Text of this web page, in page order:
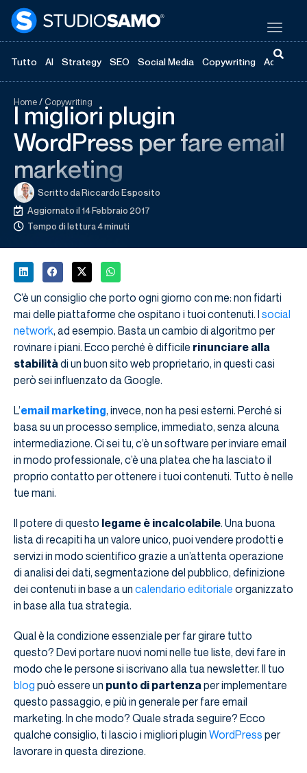
Tutto AI Strategy SEO Social Media Copywriting
Home/ Copywriting
I migliori plugin
WordPress per fare email
marketing
Scritto daRiccardo Esposito
Aggiornato il 14 Febbraio 2017
Tempo di lettura 4 minuti
C’è un consiglio che porto ogni giorno con me: non fidarti
mai delle piattaforme che ospitano i tuoi contenuti. I social
network, ad esempio. Basta un cambio di algoritmo per
rovinare i piani. Ecco perché è difficile rinunciare alla
stabilità di un buon sito web proprietario, in questi casi
però sei influenzato da Google.
L’email marketing, invece, non ha pesi esterni. Perché si
basa su un processo semplice, immediato, senza alcuna
intermediazione. Ci sei tu, c’è un software per inviare email
in modo professionale, c’è una platea che ha lasciato il
proprio contatto per ottenere i tuoi contenuti. Tutto è nelle
tue mani.
Il potere di questo legame è incalcolabile. Una buona
lista di recapiti ha un valore unico, puoi vendere prodotti e
servizi in modo scientifico grazie a un’attenta operazione
di analisi dei dati, segmentazione del pubblico, definizione
dei contenuti in base a un calendario editoriale organizzato
in base alla tua strategia.
Qual è la condizione essenziale per far girare tutto
questo? Devi portare nuovi nomi nelle tue liste, devi fare in
modo che le persone si iscrivano alla tua newsletter. Il tuo
blog può essere un punto di partenza per implementare
questo passaggio, e più in generale per fare email
marketing. In che modo? Quale strada seguire? Ecco
qualche consiglio, ti lascio i migliori plugin WordPress per
lavorare in questa direzione.